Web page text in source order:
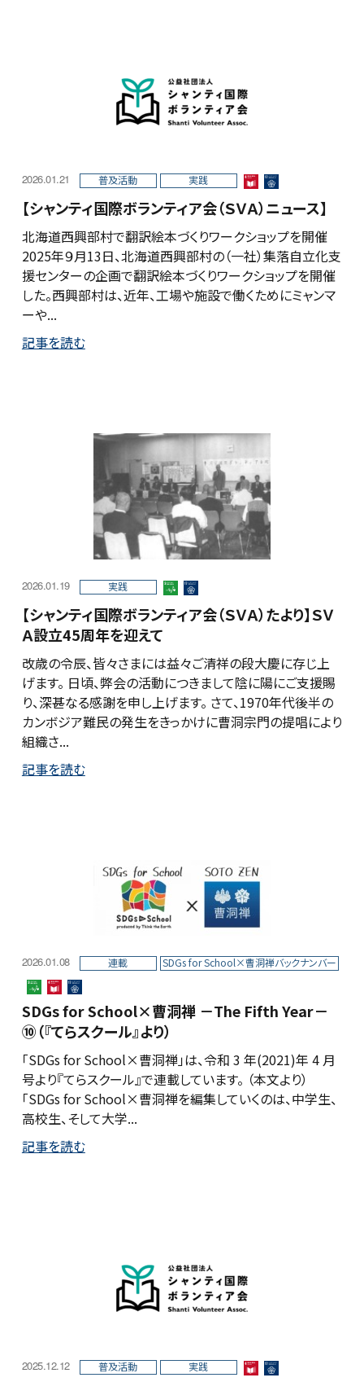
2026.01.21 普及活動 実践
【シャンティ国際ボランティア会（ＳＶＡ）ニュース】
北海道西興部村で翻訳絵本づくりワークショップを開催
2025年９月13日、北海道西興部村の（一社）集落自立化支
援センターの企画で翻訳絵本づくりワークショップを開催
した。西興部村は、近年、工場や施設で働くためにミャンマ
ーや...
記事を読む
2026.01.19 実践
【シャンティ国際ボランティア会（ＳＶＡ）たより】ＳＶ
Ａ設立45周年を迎えて
改歳の令辰、皆々さまには益々ご清祥の段大慶に存じ上
げます。 日頃、弊会の活動につきまして陰に陽にご支援賜
り、深甚なる感謝を申し上げます。 さて、1970年代後半の
カンボジア難民の発生をきっかけに曹洞宗門の提唱により
組織さ...
記事を読む
2026.01.08 連載 SDGs for School×曹洞禅バックナンバー
SDGs for School×曹洞禅 －The Fifth Year－
⑩（『てらスクール』より）
「SDGs for School×曹洞禅」は、令和 3 年(2021)年 4 月
号より『てらスクール』で連載しています。 （本文より）
「SDGs for School×曹洞禅を編集していくのは、中学生、
高校生、そして大学...
記事を読む
2025.12.12 普及活動 実践